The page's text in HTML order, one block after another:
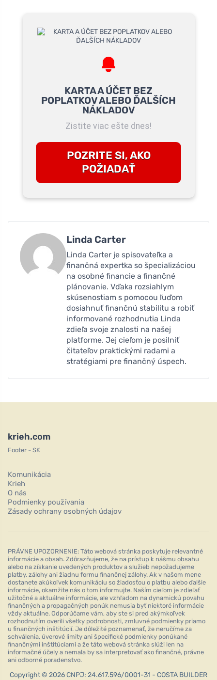
KARTA A ÚČET BEZ
POPLATKOV ALEBO ĎALŠÍCH
NÁKLADOV
Zistite viac ešte dnes!
POZRITE SI, AKO
POŽIADAŤ
Linda Carter
Linda Carter je spisovateľka a
finančná expertka so špecializáciou
na osobné financie a finančné
plánovanie. Vďaka rozsiahlym
skúsenostiam s pomocou ľuďom
dosiahnuť finančnú stabilitu a robiť
informované rozhodnutia Linda
zdieľa svoje znalosti na našej
platforme. Jej cieľom je posilniť
čitateľov praktickými radami a
stratégiami pre finančný úspech.
krieh.com
Footer - SK
Komunikácia
Krieh
O nás
Podmienky používania
Zásady ochrany osobných údajov
PRÁVNE UPOZORNENIE: Táto webová stránka poskytuje relevantné
informácie a obsah. Zdôrazňujeme, že na prístup k nášmu obsahu
alebo na získanie uvedených produktov a služieb nepožadujeme
platby, zálohy ani žiadnu formu finančnej zálohy. Ak v našom mene
dostanete akúkoľvek komunikáciu so žiadosťou o platbu alebo ďalšie
informácie, okamžite nás o tom informujte. Naším cieľom je zdieľať
užitočné a aktuálne informácie, ale vzhľadom na dynamickú povahu
finančných a propagačných ponúk nemusia byť niektoré informácie
vždy aktuálne. Odporúčame vám, aby ste si pred akýmkoľvek
rozhodnutím overili všetky podrobnosti, zmluvné podmienky priamo
u finančných inštitúcií. Je dôležité poznamenať, že neručíme za
schválenia, úverové limity ani špecifické podmienky ponúkané
finančnými inštitúciami a že táto webová stránka slúži len na
informačné účely a nemala by sa interpretovať ako finančné, právne
ani odborné poradenstvo.
Copyright © 2026 CNPJ: 24.617.596/0001-31 - COSTA BUILDER